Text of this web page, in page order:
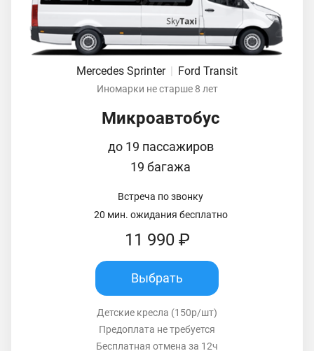
Mercedes Sprinter | Ford Transit
Иномарки не старше 8 лет
Микроавтобус
до 19 пассажиров
19 багажа
Встреча по звонку
20 мин. ожидания бесплатно
11 990 ₽
Выбрать
Детские кресла (150р/шт)
Предоплата не требуется
Бесплатная отмена за 12ч